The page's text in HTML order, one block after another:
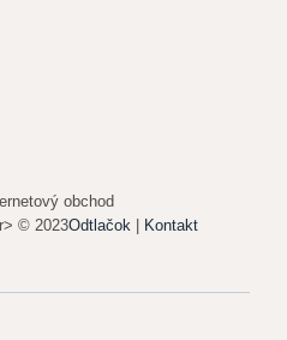
obchod
© 2023Odtlačok | Kontakt